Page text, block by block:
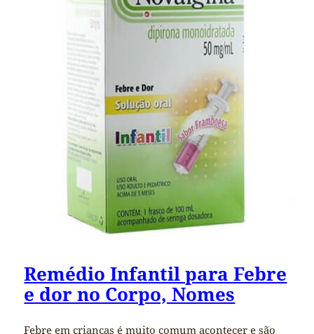
Remédio Infantil para Febre
e dor no Corpo, Nomes
Febre em crianças é muito comum acontecer e são